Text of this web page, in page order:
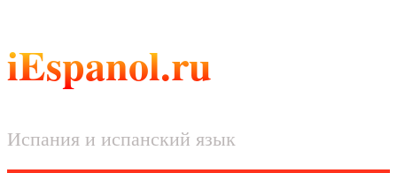
iEspanol.ru
Испания и испанский язык